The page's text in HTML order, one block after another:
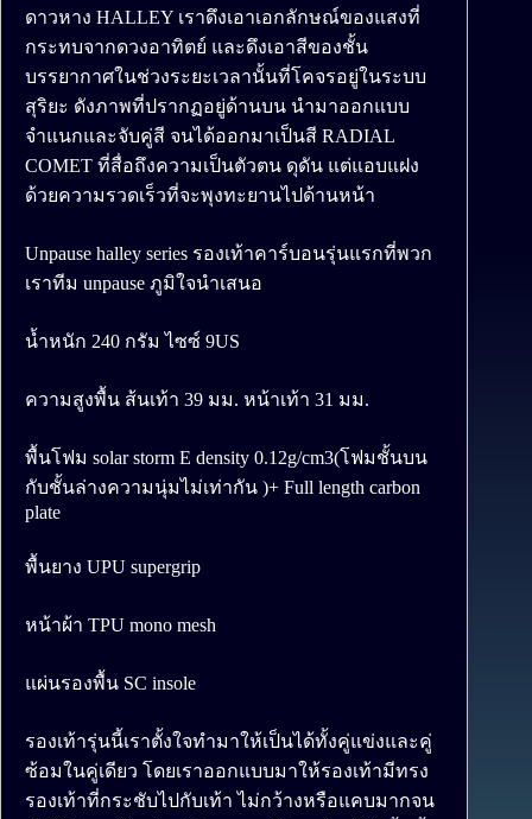
ดาวหาง HALLEY เราดึงเอาเอกลักษณ์ของแสงที่
กระทบจากดวงอาทิตย์ และดึงเอาสีของชั้น
บรรยากาศในช่วงระยะเวลานั้นที่โคจรอยู่ในระบบ
สุริยะ ดังภาพที่ปรากฏอยู่ด้านบน นำมาออกแบบ
จำแนกและจับคู่สี จนได้ออกมาเป็นสี RADIAL
COMET ที่สื่อถึงความเป็นตัวตน ดุดัน แต่แอบแฝง
ด้วยความรวดเร็วที่จะพุงทะยานไปด้านหน้า
Unpause halley series รองเท้าคาร์บอนรุ่นแรกที่พวก
เราทีม unpause ภูมิใจนำเสนอ
น้ำหนัก 240 กรัม ไซซ์ 9US
ความสูงพื้น ส้นเท้า 39 มม. หน้าเท้า 31 มม.
พื้นโฟม solar storm E density 0.12g/cm3(โฟมชั้นบน
กับชั้นล่างความนุ่มไม่เท่ากัน )+ Full length carbon
plate
พื้นยาง UPU supergrip
หน้าผ้า TPU mono mesh
แผ่นรองพื้น SC insole
รองเท้ารุ่นนี้เราตั้งใจทำมาให้เป็นได้ทั้งคู่แข่งและคู่
ซ้อมในคู่เดียว โดยเราออกแบบมาให้รองเท้ามีทรง
รองเท้าที่กระชับไปกับเท้า ไม่กว้างหรือแคบมากจน